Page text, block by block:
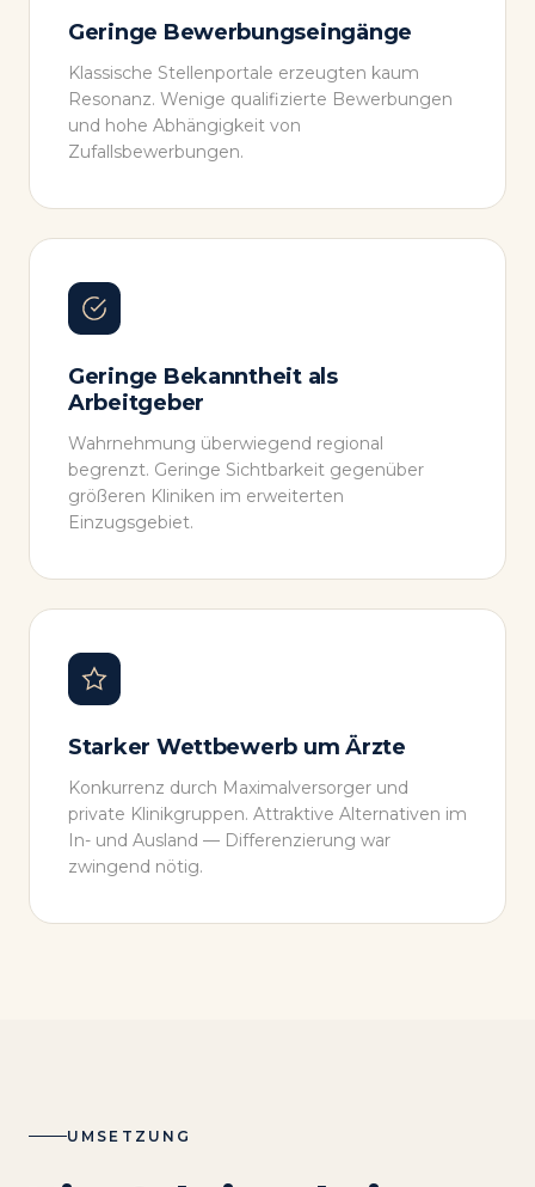
Geringe Bewerbungseingänge
Klassische Stellenportale erzeugten kaum
Resonanz. Wenige qualifizierte Bewerbungen
und hohe Abhängigkeit von
Zufallsbewerbungen.
Geringe Bekanntheit als
Arbeitgeber
Wahrnehmung überwiegend regional
begrenzt. Geringe Sichtbarkeit gegenüber
größeren Kliniken im erweiterten
Einzugsgebiet.
Starker Wettbewerb um Ärzte
Konkurrenz durch Maximalversorger und
private Klinikgruppen. Attraktive Alternativen im
In- und Ausland — Differenzierung war
zwingend nötig.
UMSETZUNG